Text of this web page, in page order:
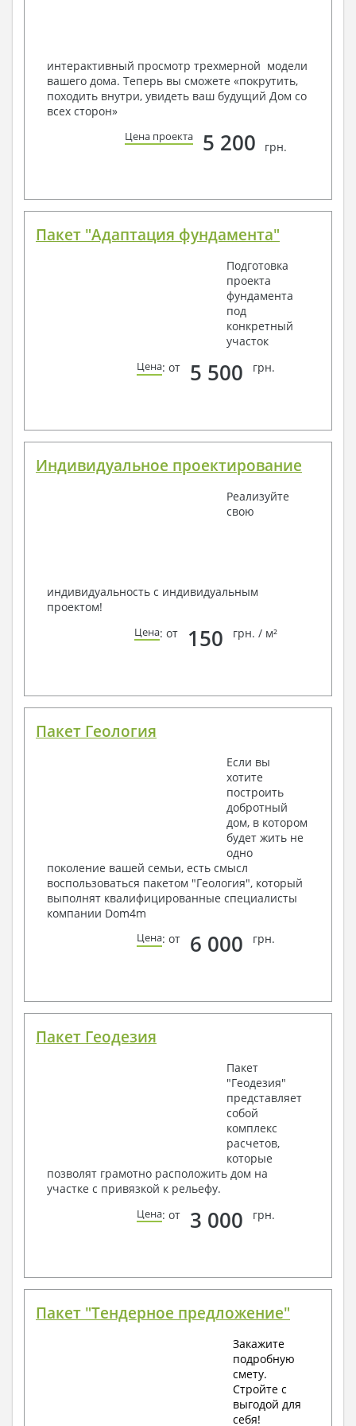
условий, за дополнительную плату.
Получить профессиональную консультацию у
наших специалистов, Вы можете любым
способом связи: закажите обратный звонок,
по viber, e-mail, телефон -
интерактивный просмотр трехмерной модели
вашего дома. Теперь вы сможете «покрутить,
походить внутри, увидеть ваш будущий Дом со
всех сторон»
Цена проекта 5 200 грн.
Пакет "Адаптация фундамента"
Подготовка
проекта
фундамента
под
конкретный
участок
Цена: от 5 500 грн.
Индивидуальное проектирование
Реализуйте
свою
индивидуальность с индивидуальным
проектом!
Цена: от 150 грн. / м²
Пакет Геология
Если вы
хотите
построить
добротный
дом, в котором
будет жить не
одно
поколение вашей семьи, есть смысл
воспользоваться пакетом "Геология", который
выполнят квалифицированные специалисты
компании Dom4m
Цена: от 6 000 грн.
Пакет Геодезия
Пакет
"Геодезия"
представляет
собой
комплекс
расчетов,
которые
позволят грамотно расположить дом на
участке с привязкой к рельефу.
Цена: от 3 000 грн.
Пакет "Тендерное предложение"
Закажите
подробную
смету.
Стройте с
выгодой для
себя!